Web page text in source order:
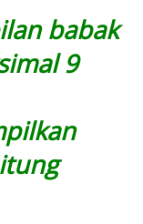
babak
9